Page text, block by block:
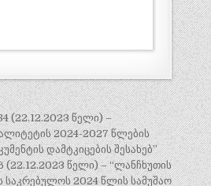
(22.12.2023 წელი) –
2024-2027 წლების
დამტკიცების შესახებ”
(22.12.2023 წელი) – “ლანჩხუთის
საკრებულოს 2024 წლის სამუშაო